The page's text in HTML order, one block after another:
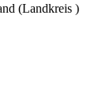
(Landkreis )